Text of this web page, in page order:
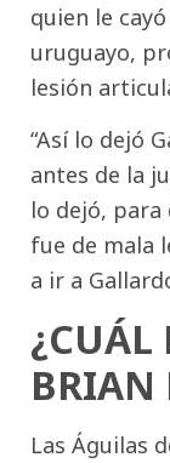
quien le
uruguayo,
lesión
“Así lo dejó
antes de la
lo dejó, para
fue de mala
a ir a
¿CUÁL
BRIAN
Las Águilas